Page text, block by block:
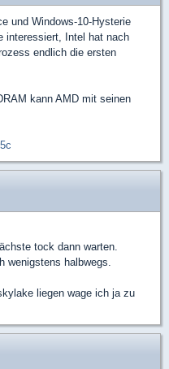
und Windows-10-Hysterie
interessiert, Intel hat nach
endlich die ersten
kann AMD mit seinen
tock dann warten.
wenigstens halbwegs.
liegen wage ich ja zu